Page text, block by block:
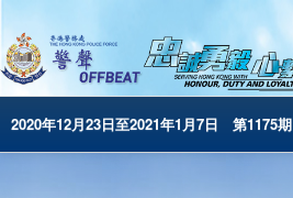
2020年12月23日至2021年1月7日 第1175期